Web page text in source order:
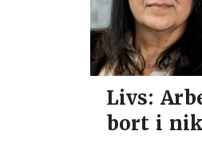
Livs:
bort i